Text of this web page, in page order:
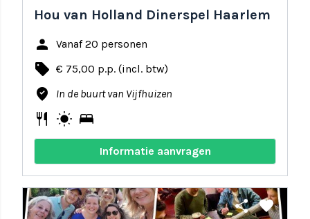
Hou van Holland Dinerspel Haarlem
person Vanaf 20 personen
local_offer € 75,00 p.p. (incl. btw)
where_to_vote In de buurt van Vijfhuizen
restaurant wb_sunny bed
Informatie aanvragen
share favorite